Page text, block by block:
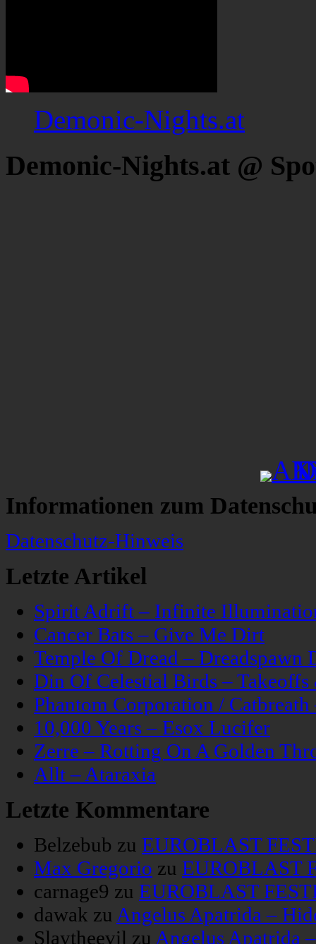
Demonic-Nights.at
Demonic-Nights.at @
Informationen zum
Datenschutz-Hinweis
Letzte Artikel
Spirit Adrift – Infinite
Cancer Bats – Give Me Dirt
Temple Of Dread – Dreadspawn
Din Of Celestial Birds –
Phantom Corporation /
10,000 Years – Esox Lucifer
Zerre – Rotting On A Golden
Allt – Ataraxia
Letzte Kommentare
Belzebub zu EUROBLAST
Max Gregorio zu EUROBLAST
carnage9 zu EUROBLAST
dawak zu Angelus Apatrida –
Slaytheevil zu Angelus Apatrida